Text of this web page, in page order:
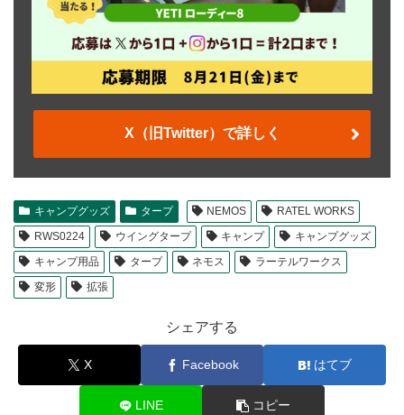
X（旧Twitter）で詳しく
キャンプグッズ タープ NEMOS
RATEL WORKS
RWS0224
ウイングタープ キャンプ
キャンプグッズ
キャンプ用品
タープ ネモス
ラーテルワークス
変形
拡張
シェアする
X Facebook はてブ
LINE コピー